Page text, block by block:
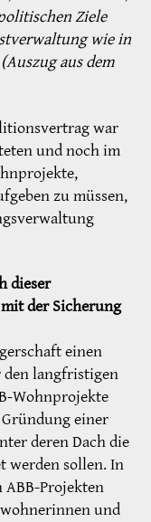
Ziele
wie in
aus dem
war
und noch im
zu müssen,
dieser
der Sicherung
einen
langfristigen
Wohnprojekte
einer
deren Dach die
werden sollen. In
ABB-Projekten
und